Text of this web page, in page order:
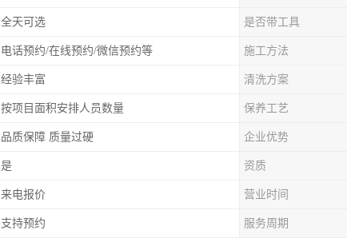
全天可选 是否带工具
电话预约/在线预约/微信预约等 施工方法
经验丰富 清洗方案
按项目面积安排人员数量 保养工艺
品质保障 质量过硬 企业优势
是 资质
来电报价 营业时间
支持预约 服务周期